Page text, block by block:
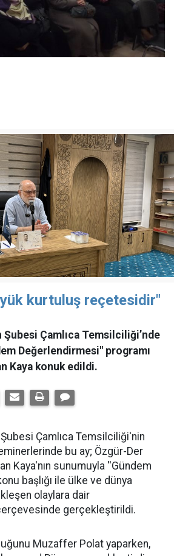
kurtuluş reçetesidir"
Şubesi Çamlıca Temsilciliği’nde
Değerlendirmesi" programı
Kaya konuk edildi.
Çamlıca Temsilciliği'nin
bu ay; Özgür-Der
Kaya'nın sunumuyla ''Gündem
başlığı ile ülke ve dünya
olaylara dair
gerçekleştirildi.
Muzaffer Polat yaparken,